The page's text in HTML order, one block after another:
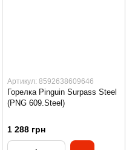
Артикул: 8592638609646
Горелка Pinguin Surpass Steel
(PNG 609.Steel)
1 288 грн